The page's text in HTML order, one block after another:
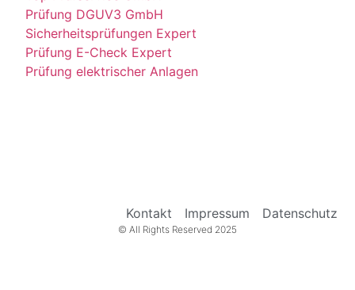
Prüfung DGUV3 GmbH
Sicherheitsprüfungen Expert
Prüfung E-Check Expert
Prüfung elektrischer Anlagen
Kontakt Impressum Datenschutz
© All Rights Reserved 2025